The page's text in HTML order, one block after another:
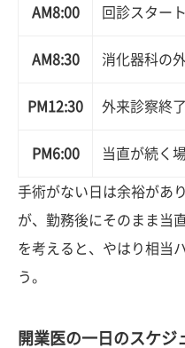
AM8:00 回診スタート
AM8:30 消化器科の
PM12:30 外来診察終
PM6:00 当直が続く
手術がない日は余裕があ
が、勤務後にそのまま当
を考えると、やはり相当
う。
開業医の一日のスケジ